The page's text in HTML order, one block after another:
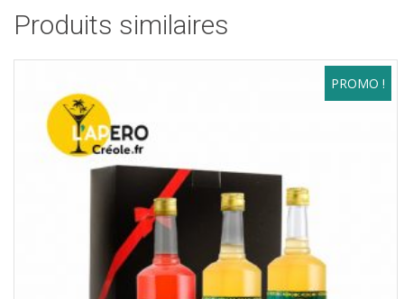
Produits similaires
PROMO !